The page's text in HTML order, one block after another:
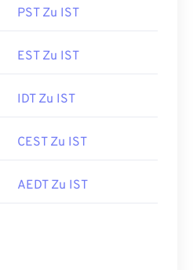
PST Zu IST
EST Zu IST
IDT Zu IST
CEST Zu IST
AEDT Zu IST